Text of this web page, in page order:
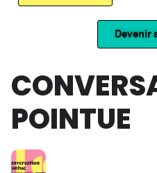
Devenir
POINTUE